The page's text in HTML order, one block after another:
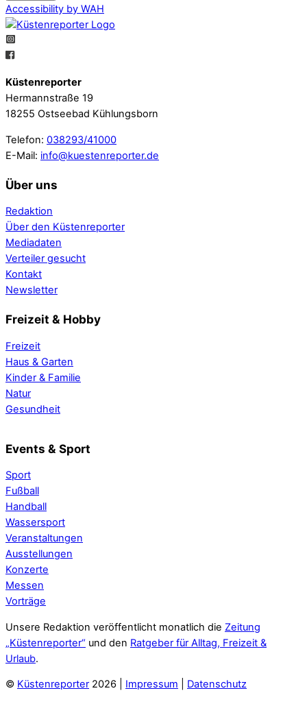
Accessibility by WAH
Küstenreporter
Hermannstraße 19
18255 Ostseebad Kühlungsborn
Telefon: 038293/41000
E-Mail: info@kuestenreporter.de
Über uns
Redaktion
Über den Küstenreporter
Mediadaten
Verteiler gesucht
Kontakt
Newsletter
Freizeit & Hobby
Freizeit
Haus & Garten
Kinder & Familie
Natur
Gesundheit
Events & Sport
Sport
Fußball
Handball
Wassersport
Veranstaltungen
Ausstellungen
Konzerte
Messen
Vorträge
Unsere Redaktion veröffentlicht monatlich die Zeitung
„Küstenreporter“ und den Ratgeber für Alltag, Freizeit &
Urlaub.
© Küstenreporter 2026 | Impressum Datenschutz